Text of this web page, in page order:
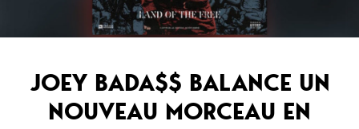
Documentaires
Interviews
Sorties
JOEY BADA$$ BALANCE UN
NOUVEAU MORCEAU EN